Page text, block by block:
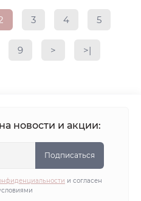
3 4 5
9 > >|
новости и акции:
Подписаться
и согласен